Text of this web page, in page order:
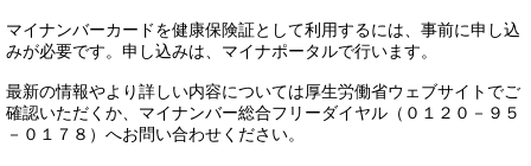
マイナンバーカードを健康保険証として利用するには、事前に申し込
みが必要です。申し込みは、マイナポータルで行います。
最新の情報やより詳しい内容については厚生労働省ウェブサイトでご
確認いただくか、マイナンバー総合フリーダイヤル（０１２０－９５
－０１７８）へお問い合わせください。